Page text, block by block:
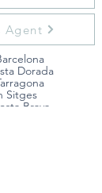
Agent
Dorada
Sitges
Brava